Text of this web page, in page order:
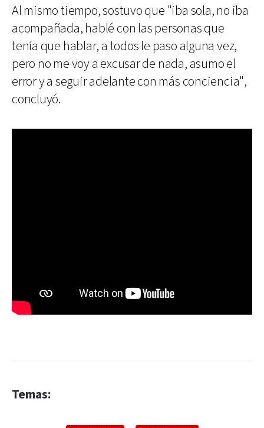
Al mismo tiempo, sostuvo que "iba sola, no iba
acompañada, hablé con las personas que
tenía que hablar, a todos le paso alguna vez,
pero no me voy a excusar de nada, asumo el
error y a seguir adelante con más conciencia",
concluyó.
Temas: